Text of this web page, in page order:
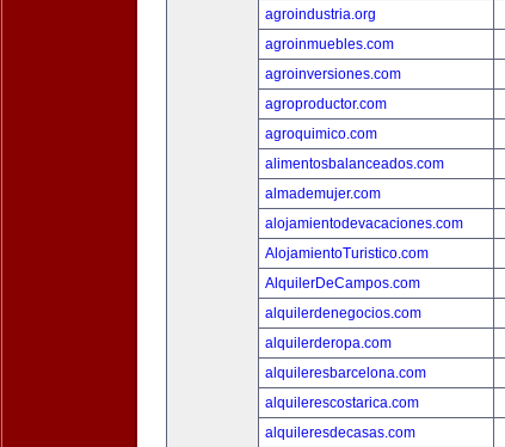
agroindustria.org
agroinmuebles.com
agroinversiones.com
agroproductor.com
agroquimico.com
alimentosbalanceados.com
almademujer.com
alojamientodevacaciones.com
AlojamientoTuristico.com
AlquilerDeCampos.com
alquilerdenegocios.com
alquilerderopa.com
alquileresbarcelona.com
alquilerescostarica.com
alquileresdecasas.com